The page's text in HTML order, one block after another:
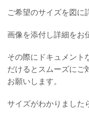
ご希望のサイズを図に
画像を添付し詳細をお
その際にドキュメント
だけるとスムーズにご
お願いします。
サイズがわかりました